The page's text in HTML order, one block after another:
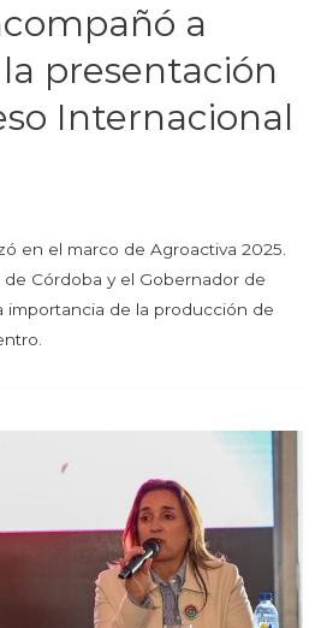
a
presentación
Internacional
en el marco de Agroactiva 2025.
Córdoba y el Gobernador de
importancia de la producción de